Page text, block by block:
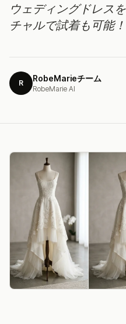
ウェディングドレス
チャルで試着も可能！
R RobeMarieチーム
RobeMarie AI